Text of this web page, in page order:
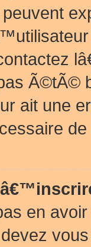
Ã©tÃ©
ait une
de
en